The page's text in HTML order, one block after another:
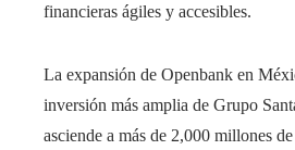
financieras ágiles y accesibles.​
La expansión de Openbank en
inversión más amplia de Grupo
asciende a más de 2,000 millones